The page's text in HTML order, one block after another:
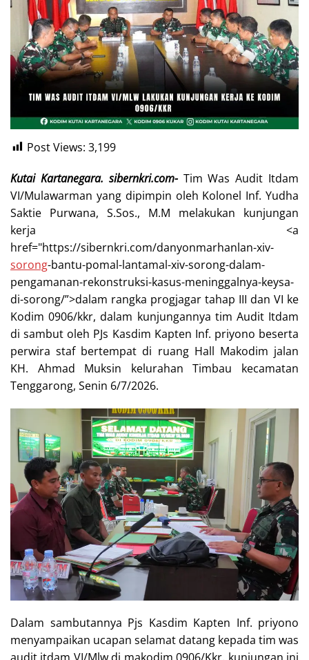
Post Views: 3,199
Kutai Kartanegara. sibernkri.com-Tim Was Audit Itdam
VI/Mulawarman yang dipimpin oleh Kolonel Inf. Yudha
Saktie Purwana, S.Sos., M.M melakukan kunjungan
kerja <a
href="https://sibernkri.com/danyonmarhanlan-xiv-
sorong-bantu-pomal-lantamal-xiv-sorong-dalam-
pengamanan-rekonstruksi-kasus-meninggalnya-keysa-
di-sorong/”>dalam rangka progjagar tahap III dan VI ke
Kodim 0906/kkr, dalam kunjungannya tim Audit Itdam
di sambut oleh PJs Kasdim Kapten Inf. priyono beserta
perwira staf bertempat di ruang Hall Makodim jalan
KH. Ahmad Muksin kelurahan Timbau kecamatan
Tenggarong, Senin 6/7/2026.
Dalam sambutannya Pjs Kasdim Kapten Inf. priyono
menyampaikan ucapan selamat datang kepada tim was